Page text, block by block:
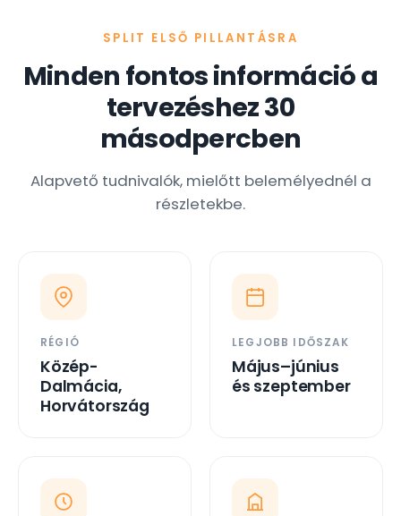
SPLIT ELSŐ PILLANTÁSRA
Minden fontos információ a
tervezéshez 30
másodpercben
Alapvető tudnivalók, mielőtt belemélyednél a
részletekbe.
RÉGIÓ
Közép-
Dalmácia,
Horvátország
LEGJOBB IDŐSZAK
Május–június
és szeptember